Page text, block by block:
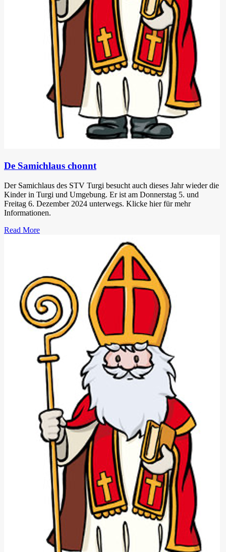
De Samichlaus chonnt
Der Samichlaus des STV Turgi besucht auch dieses Jahr wieder die
Kinder in Turgi und Umgebung. Er ist am Donnerstag 5. und
Freitag 6. Dezember 2024 unterwegs. Klicke hier für mehr
Informationen.
Read More